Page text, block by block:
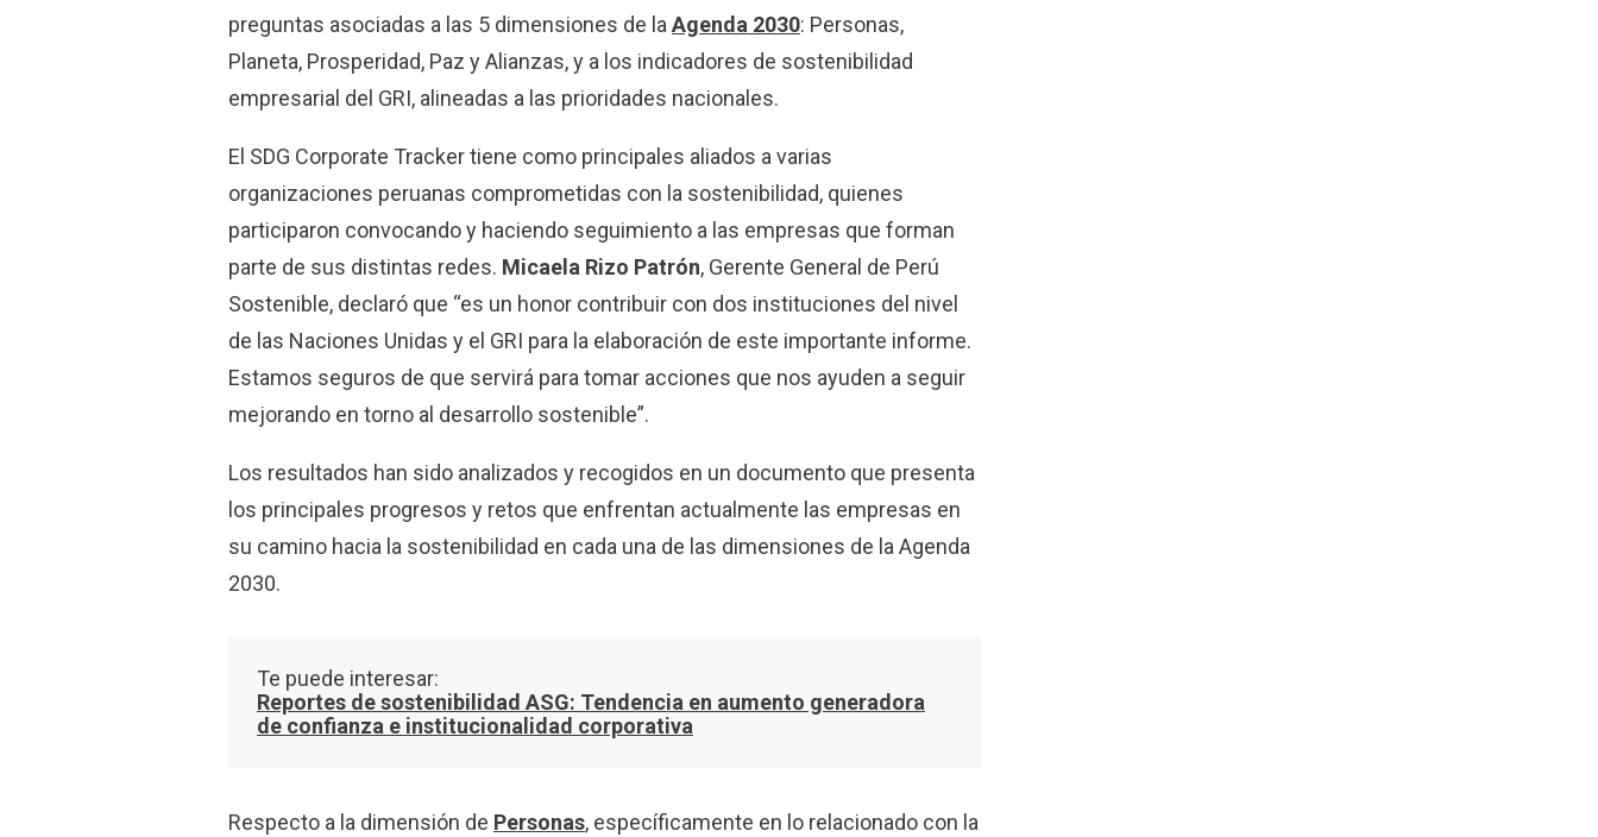
preguntas asociadas a las 5 dimensiones de laAgenda 2030: Personas,
Planeta, Prosperidad, Paz y Alianzas, y a los indicadores de sostenibilidad
empresarial del GRI, alineadas a las prioridades nacionales.
El SDG Corporate Tracker tiene como principales aliados a varias
organizaciones peruanas comprometidas con la sostenibilidad, quienes
participaron convocando y haciendo seguimiento a las empresas que forman
parte de sus distintas redes. Micaela Rizo Patrón, Gerente General de Perú
Sostenible, declaró que “es un honor contribuir con dos instituciones del nivel
de las Naciones Unidas y el GRI para la elaboración de este importante informe.
Estamos seguros de que servirá para tomar acciones que nos ayuden a seguir
mejorando en torno al desarrollo sostenible”.
Los resultados han sido analizados y recogidos en un documento que presenta
los principales progresos y retos que enfrentan actualmente las empresas en
su camino hacia la sostenibilidad en cada una de las dimensiones de la Agenda
2030.
Te puede interesar:
Reportes de sostenibilidad ASG: Tendencia en aumento generadora
de confianza e institucionalidad corporativa
Respecto a la dimensión de Personas, específicamente en lo relacionado con la